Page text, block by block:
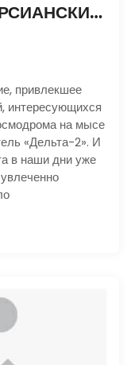
«ОППОРТЬЮНИТИ». МАРСИАНСКИЙ ДОЛГОЖИТЕЛЬ
привлекшее
интересующихся
на мысе
«Дельта-2». И
в наши дни уже